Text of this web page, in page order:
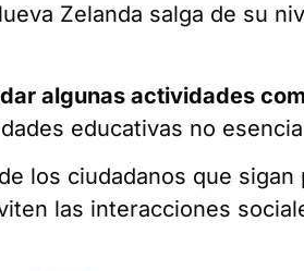
Zelanda salga de su
algunas actividades
educativas no
los ciudadanos que
las interacciones